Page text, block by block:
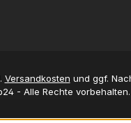
Versandkosten und ggf.
- Alle Rechte